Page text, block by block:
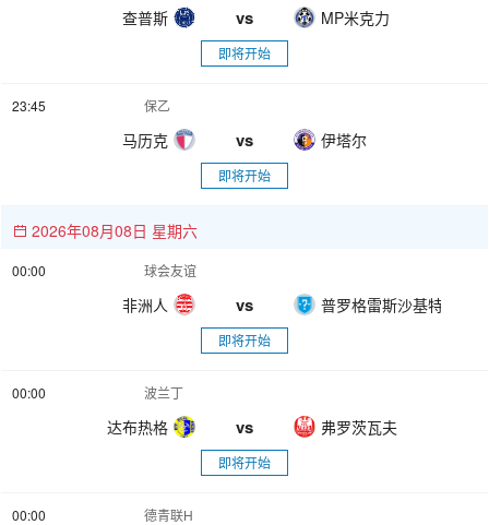
查普斯 vs MP米克力
即将开始
23:45 保乙
马历克 vs 伊塔尔
即将开始
2026年08月08日 星期六
00:00 球会友谊
非洲人 vs 普罗格雷斯沙基特
即将开始
00:00 波兰丁
达布热格 vs 弗罗茨瓦夫
即将开始
00:00 德青联H